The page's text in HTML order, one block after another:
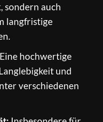
sondern auch
langfristige
Eine hochwertige
und
verschiedenen